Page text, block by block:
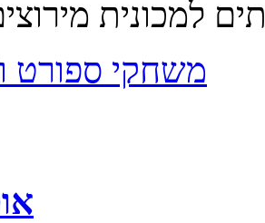
משחקי ספורט